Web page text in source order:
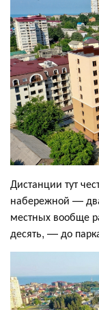
Дистанции тут
набережной —
местных вообще
десять, — до